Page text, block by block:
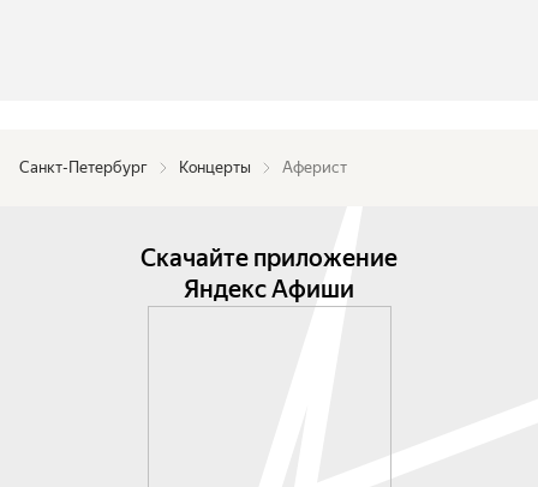
Санкт-Петербург Концерты Аферист
Скачайте приложение
Яндекс Афиши